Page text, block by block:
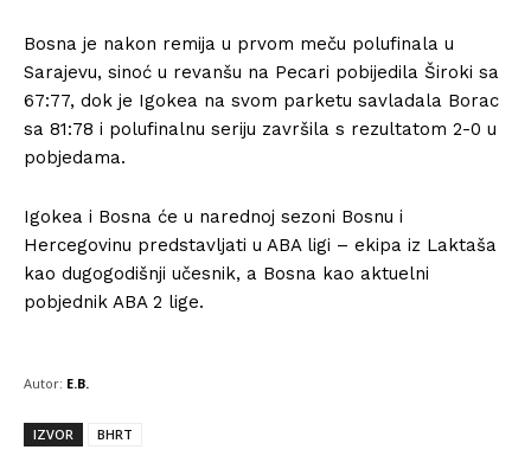
Bosna je nakon remija u prvom meču polufinala u
Sarajevu, sinoć u revanšu na Pecari pobijedila Široki sa
67:77, dok je Igokea na svom parketu savladala Borac
sa 81:78 i polufinalnu seriju završila s rezultatom 2-0 u
pobjedama.
Igokea i Bosna će u narednoj sezoni Bosnu i
Hercegovinu predstavljati u ABA ligi – ekipa iz Laktaša
kao dugogodišnji učesnik, a Bosna kao aktuelni
pobjednik ABA 2 lige.
Autor: E.B.
IZVOR BHRT